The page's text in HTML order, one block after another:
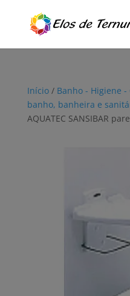
Início/ Banho - Higiene -
banho, banheira e
AQUATEC SANSIBAR